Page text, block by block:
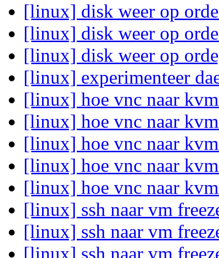
[linux] disk weer op
[linux] disk weer op
[linux] disk weer op
[linux] experimenteer
[linux] hoe vnc naar
[linux] hoe vnc naar
[linux] hoe vnc naar
[linux] hoe vnc naar
[linux] hoe vnc naar
[linux] ssh naar vm
[linux] ssh naar vm
[linux] ssh naar vm